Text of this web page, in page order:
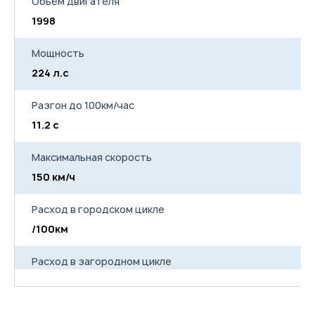
безопасности водителя и
переднего пассажира,
Детский замок
Предпусковой
Задняя подвеска: зависимая
рессорная c
гидравлическими
амортизаторами
Задний дифференциал с
1998
Мощность
224 л.с
Разгон до 100км/час
11.2 с
Максимальная скорость
150 км/ч
Расход в городском цикле
/100км
Расход в загородном цикле